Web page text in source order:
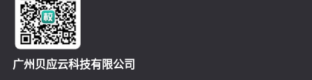
广州贝应云科技有限公司